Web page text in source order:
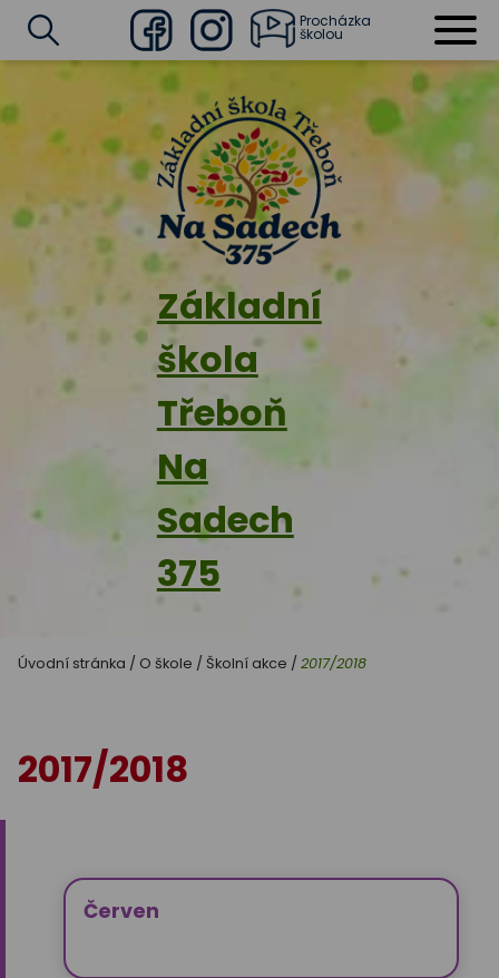
Základní
škola
Třeboň
Na
Sadech
375
FacebookInstagram
Procházka
školou
Úvodní stránka / O škole / Školní akce / 2017/2018
2017/2018
Červen